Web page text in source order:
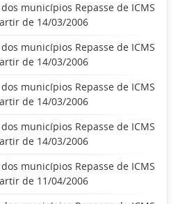
municípios Repasse de ICMS
de 14/03/2006
municípios Repasse de ICMS
de 14/03/2006
municípios Repasse de ICMS
de 14/03/2006
municípios Repasse de ICMS
de 14/03/2006
municípios Repasse de ICMS
de 11/04/2006